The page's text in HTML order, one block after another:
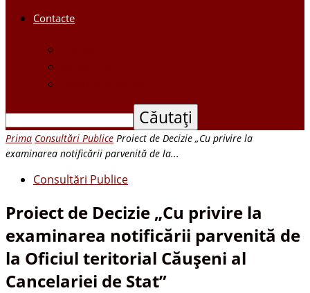
Contacte
Prima Consultări Publice Proiect de Decizie „Cu privire la
examinarea notificării parvenită de la...
Consultări Publice
Proiect de Decizie „Cu privire la
examinarea notificării parvenită de
la Oficiul teritorial Căușeni al
Cancelariei de Stat”